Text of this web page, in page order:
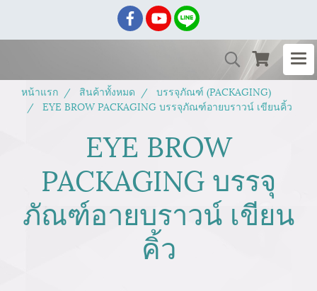
หน้าแรก สินค้าทั้งหมด
บรรจุภัณฑ์ (PACKAGING)
EYE BROW PACKAGING บรรจุภัณฑ์อายบราวน์ เขียนคิ้ว
EYE BROW
PACKAGING บรรจุ
ภัณฑ์อายบราวน์ เขียน
คิ้ว